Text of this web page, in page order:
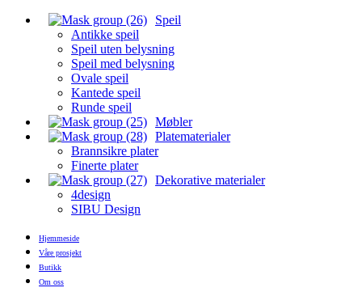
Speil
Antikke speil
Speil uten belysning
Speil med belysning
Ovale speil
Kantede speil
Runde speil
Møbler
Platematerialer
Brannsikre plater
Finerte plater
Dekorative materialer
4design
SIBU Design
Hjemmeside
Våre prosjekt
Butikk
Om oss